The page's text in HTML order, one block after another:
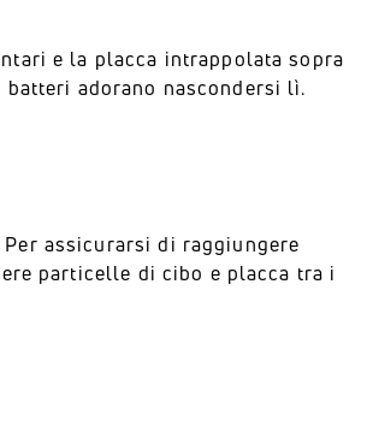
e la placca intrappolata sopra
adorano nascondersi lì.
assicurarsi di raggiungere
particelle di cibo e placca tra i